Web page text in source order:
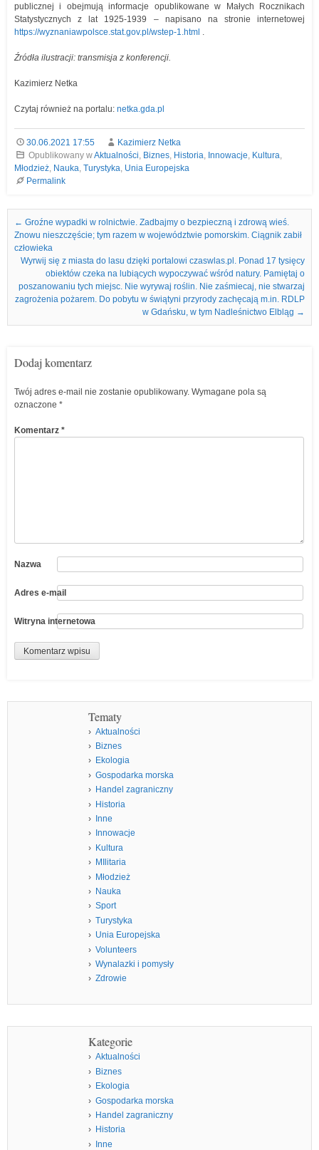
publicznej i obejmują informacje opublikowane w Małych Rocznikach
Statystycznych z lat 1925-1939 – napisano na stronie internetowej
https://wyznaniawpolsce.stat.gov.pl/wstep-1.html
Źródła ilustracji: transmisja z konferencji.
Kazimierz Netka
Czytaj również na portalu: netka.gda.pl
30.06.2021 17:55
Kazimierz Netka
Opublikowany wAktualności Biznes, Historia Innowacje Kultura
Młodzież Nauka Turystyka Unia Europejska
Permalink
Nawigacja we wpisach
← Groźne wypadki w rolnictwie. Zadbajmy o bezpieczną i zdrową wieś.
Znowu nieszczęście; tym razem w województwie pomorskim. Ciągnik zabił
człowieka
Wyrwij się z miasta do lasu dzięki portalowi czaswlas.pl. Ponad 17 tysięcy
obiektów czeka na lubiących wypoczywać wśród natury. Pamiętaj o
poszanowaniu tych miejsc. Nie wyrywaj roślin. Nie zaśmiecaj, nie stwarzaj
zagrożenia pożarem. Do pobytu w świątyni przyrody zachęcają m.in. RDLP
w Gdańsku, w tym Nadleśnictwo Elbląg →
Dodaj komentarz
Twój adres e-mail nie zostanie opublikowany. Wymagane pola są
oznaczone *
Komentarz *
Nazwa
Adres e-mail
Witryna internetowa
Tematy
Aktualności
Biznes
Ekologia
Gospodarka morska
Handel zagraniczny
Historia
Inne
Innowacje
Kultura
MIlitaria
Młodzież
Nauka
Sport
Turystyka
Unia Europejska
Volunteers
Wynalazki i pomysły
Zdrowie
Kategorie
Aktualności
Biznes
Ekologia
Gospodarka morska
Handel zagraniczny
Historia
Inne